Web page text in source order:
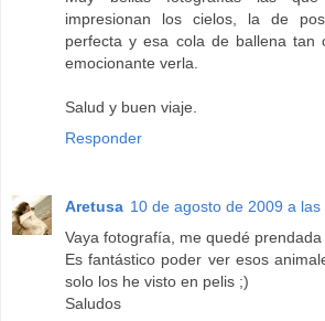
impresionan los cielos, la de
perfecta y esa cola de ballena tan
emocionante verla.
Salud y buen viaje.
Responder
Aretusa 10 de agosto de 2009 a
Vaya fotografía, me quedé
Es fantástico poder ver esos
solo los he visto en pelis ;)
Saludos